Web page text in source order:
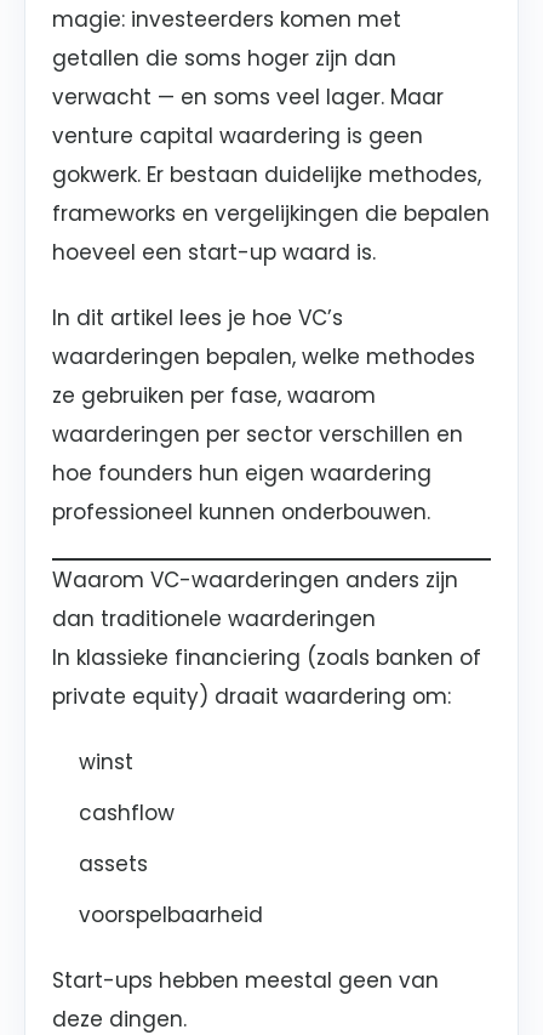
magie: investeerders komen met
getallen die soms hoger zijn dan
verwacht — en soms veel lager. Maar
venture capital waardering is geen
gokwerk. Er bestaan duidelijke methodes,
frameworks en vergelijkingen die bepalen
hoeveel een start-up waard is.
In dit artikel lees je hoe VC’s
waarderingen bepalen, welke methodes
ze gebruiken per fase, waarom
waarderingen per sector verschillen en
hoe founders hun eigen waardering
professioneel kunnen onderbouwen.
Waarom VC-waarderingen anders zijn
dan traditionele waarderingen
In klassieke financiering (zoals banken of
private equity) draait waardering om:
winst
cashflow
assets
voorspelbaarheid
Start-ups hebben meestal geen van
deze dingen.